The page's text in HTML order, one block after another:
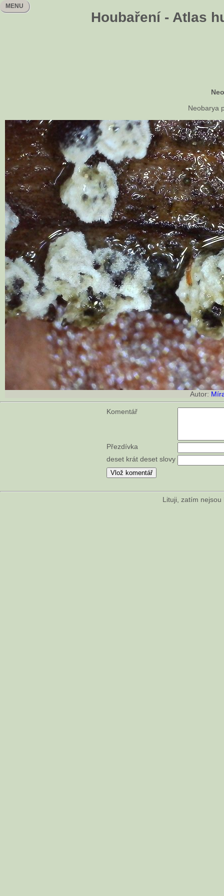
Houbaření - Atlas
MENU
Neobarya
Autor:
Komentář
Přezdívka
deset krát deset slovy
Lituji, zatím